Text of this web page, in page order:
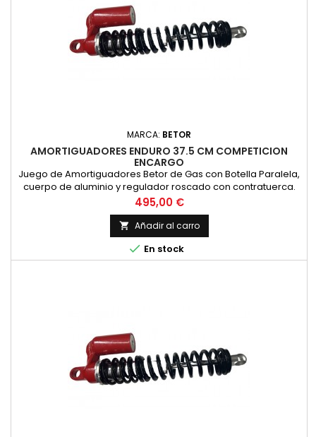
MARCA: BETOR
AMORTIGUADORES ENDURO 37.5 CM COMPETICION
ENCARGO
Juego de Amortiguadores Betor de Gas con Botella Paralela,
cuerpo de aluminio y regulador roscado con contratuerca.
Ideales para competicion de clasicas. Con doble muelle
para una mayor elasticidad. El precio es por pareja y se
fabrican por encargo. Longitud entre centros de agujeros de
375 milimetros
Precio
495,00 €
 Añadir al carro
 En stock